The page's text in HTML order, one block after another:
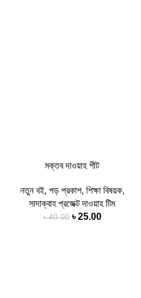
মক্তব দাওয়াহ শীট
নতুন বই, পড় প্রকাশ, শিক্ষা বিষয়ক,
সাদাক্বাহ প্রজেক্ট দাওয়াহ টিম
৳40.00 ৳25.00